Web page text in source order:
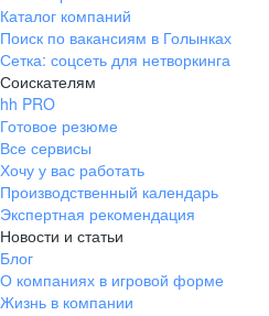
Каталог компаний
Поиск по вакансиям в Голынках
Сетка: соцсеть для нетворкинга
Соискателям
hh PRO
Готовое резюме
Все сервисы
Хочу у вас работать
Производственный календарь
Экспертная рекомендация
Новости и статьи
Блог
О компаниях в игровой форме
Жизнь в компании